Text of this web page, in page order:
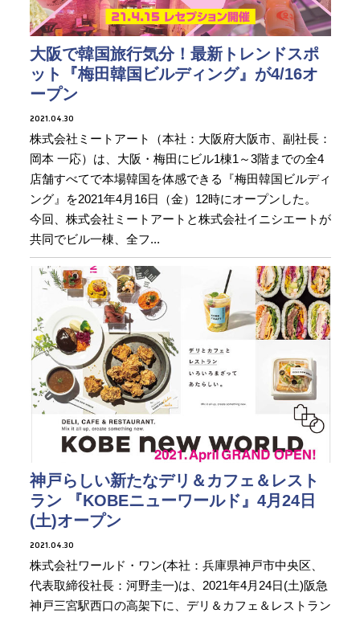
大阪で韓国旅行気分！最新トレンドスポ
ット『梅田韓国ビルディング』が4/16オ
ープン
2021.04.30
株式会社ミートアート（本社：大阪府大阪市、副社長：
岡本 一応）は、大阪・梅田にビル1棟1～3階までの全4
店舗すべてで本場韓国を体感できる『梅田韓国ビルディ
ング』を2021年4月16日（金）12時にオープンした。
今回、株式会社ミートアートと株式会社イニシエートが
共同でビル一棟、全フ...
神戸らしい新たなデリ＆カフェ＆レスト
ラン 『KOBEニューワールド』4月24日
(土)オープン
2021.04.30
株式会社ワールド・ワン(本社：兵庫県神戸市中央区、
代表取締役社長：河野圭一)は、2021年4月24日(土)阪急
神戸三宮駅西口の高架下に、デリ＆カフェ＆レストラン